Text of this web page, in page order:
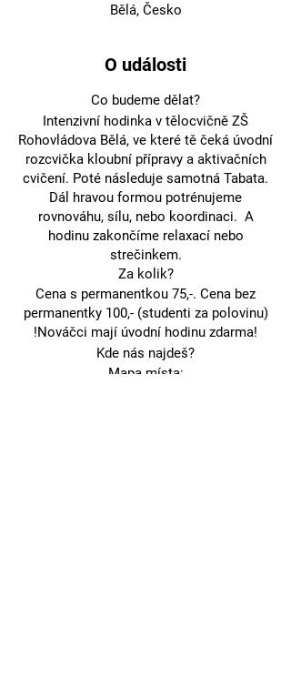
Bělá, Česko
O události
Co budeme dělat?
Intenzivní hodinka v tělocvičně ZŠ
Rohovládova Bělá, ve které tě čeká úvodní
rozcvička kloubní přípravy a aktivačních
cvičení. Poté následuje samotná Tabata.
Dál hravou formou potrénujeme
rovnováhu, sílu, nebo koordinaci. A
hodinu zakončíme relaxací nebo
strečinkem.
Za kolik?
Cena s permanentkou 75,-. Cena bez
permanentky 100,- (studenti za polovinu)
!Nováčci mají úvodní hodinu zdarma!
Kde nás najdeš?
Mapa místa: